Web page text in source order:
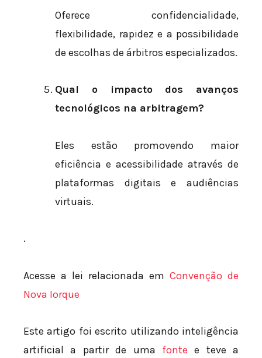
Oferece confidencialidade,
flexibilidade, rapidez e a possibilidade
de escolhas de árbitros especializados.
Qual o impacto dos avanços
tecnológicos na arbitragem?
Eles estão promovendo maior
eficiência e acessibilidade através de
plataformas digitais e audiências
virtuais.
.
Acesse a lei relacionada em Convenção de
Nova Iorque
Este artigo foi escrito utilizando inteligência
artificial a partir de uma fonte e teve a